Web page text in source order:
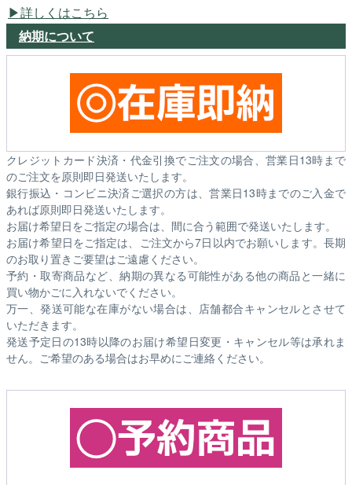
詳しくはこちら
納期について
クレジットカード決済・代金引換でご注文の場合、営業日13時まで
のご注文を原則即日発送いたします。
銀行振込・コンビニ決済ご選択の方は、営業日13時までのご入金で
あれば原則即日発送いたします。
お届け希望日をご指定の場合は、間に合う範囲で発送いたします。
お届け希望日をご指定は、ご注文から7日以内でお願いします。長期
のお取り置きご要望はご遠慮ください。
予約・取寄商品など、納期の異なる可能性がある他の商品と一緒に
買い物かごに入れないでください。
万一、発送可能な在庫がない場合は、店舗都合キャンセルとさせて
いただきます。
発送予定日の13時以降のお届け希望日変更・キャンセル等は承れま
せん。ご希望のある場合はお早めにご連絡ください。